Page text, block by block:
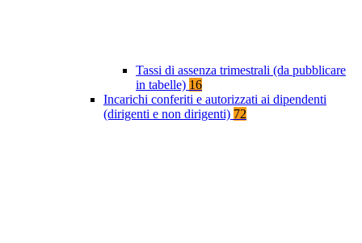
Tassi di assenza trimestrali (da pubblicare
in tabelle) 16
Incarichi conferiti e autorizzati ai dipendenti
(dirigenti e non dirigenti) 72